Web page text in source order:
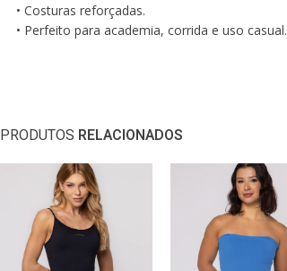
• Costuras reforçadas.
• Perfeito para academia, corrida e uso casual.
• Busto: 87cm • Quadril: 101cm
PRODUTOS RELACIONADOS